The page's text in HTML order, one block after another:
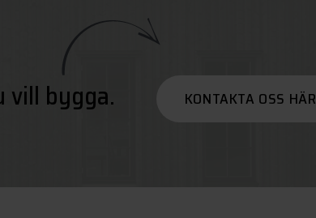
vill bygga.
KONTAKTA OSS HÄR